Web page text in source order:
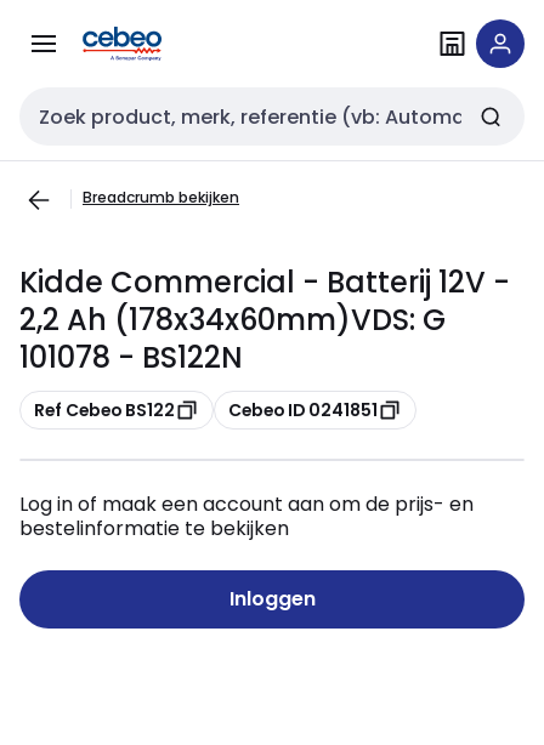
naar
naar
Zoekveld invoer
Breadcrumb bekijken
Kidde Commercial - Batterij 12V -
2,2 Ah (178x34x60mm)VDS: G
101078 - BS122N
Kopiëren
Ref Cebeo BS122 Kopiëren
Cebeo ID 0241851
Log in of maak een account aan om de prijs- en
bestelinformatie te bekijken
Inloggen